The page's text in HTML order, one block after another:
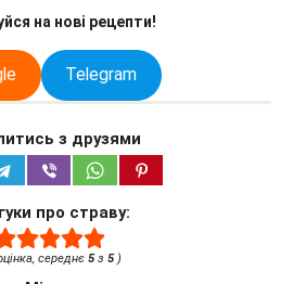
на нові рецепти!
Telegram
з друзями
про страву:
середнє 5з 5)